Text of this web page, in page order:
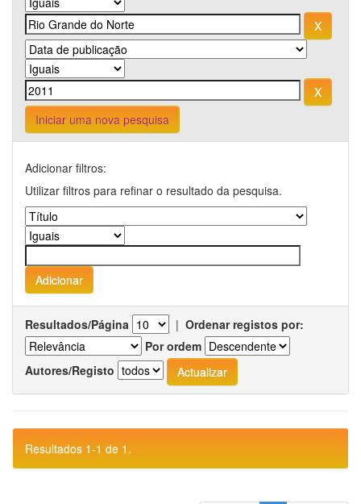
Iniciar uma nova pesquisa
Adicionar filtros:
Utilizar filtros para refinar o resultado da pesquisa.
Resultados/Página | Ordenar registos por:
Por ordem
Autores/Registo
Resultados 1-1 de 1.